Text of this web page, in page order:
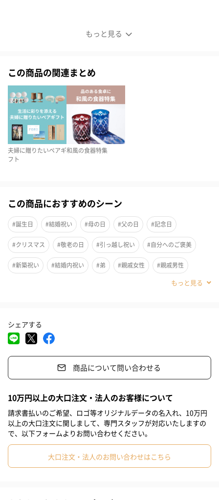
もっと見る
らかな表情を魅せるお茶碗のペア。吉野杉でつくられた縁起の良
炊きたてご飯をよそって、おいしい晩御飯。白米も映えるし、玄
米・雑穀米ごはんもしっくりくる風合い。炊き込みご飯もやさし
カラー
白×桃
白×灰
「aito製作所（アイトーセイサクショ）」
aito製作所のコンセプトは「毎日の“食べる”を、もっと愉しくす
る」
私達は食器メーカーとして、日々の食事の時間がもっと愉しくな
この商品の関連まとめ
夫婦に贈りたいペアギ
フト
和風の食器特集
この商品におすすめのシーン
#誕生日 #結婚祝い #母の日 #父の日 #記念日
#クリスマス #敬老の日 #引っ越し祝い #自分へのご褒美
#新築祝い #結婚内祝い #弟 #親戚女性 #親戚男性
#姪 #娘
#上司男性
#妻 #夫
#30代 #40代 #50代 #60代
シェアする
商品について問い合わせる
10万円以上の大口注文・法人のお客様について
請求書払いのご希望、ロゴ等オリジナルデータの名入れ、10万円
以上の大口注文に関しまして、専門スタッフが対応いたしますの
で、以下フォームよりお問い合わせください。
大口注文・法人のお問い合わせはこちら